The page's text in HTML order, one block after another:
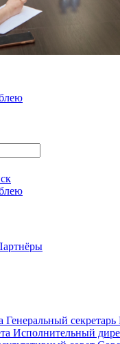
Генеральный секретарь
Исполнительный